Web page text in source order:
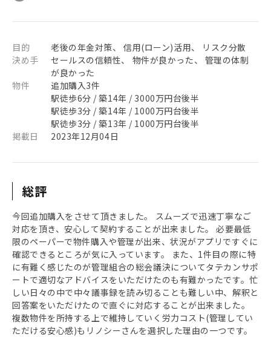
目的
老後の年金対策、 信用(ローン)活用、 リスク分散
決め手
セールスの信頼性、 物件が良かった、 管理の体制
が良かった
物件
追加購入3件
駅徒歩6分 / 築14年 / 3000万円台後半
駅徒歩3分 / 築14年 / 1000万円台後半
駅徒歩3分 / 築13年 / 1000万円台後半
掲載日
2023年12月04日
総評
今回追加購入をさせて頂きました。 スムーズで迅速丁寧なご
対応を頂き、安心して契約することが出来ました。 必要最低
限のペーパーで物件購入や管理が出来、状況がアプリですぐに
確認できるところが気に入っています。 また、1件目の際に特
に有難く感じたのが管理組合の総会議決についてタテカンサポ
ートで適切なアドバイスをいただけたのも有難かったです。忙
しい日々の中で中々議事録を読み切ることも難しい中、解釈と
回答案をいただけたので直ぐに対応することが出来ました。
複数物件を所持する上で維持していく労力コスト(管理してい
ただける安心感)もリノシーさんを選択した理由の一つです。